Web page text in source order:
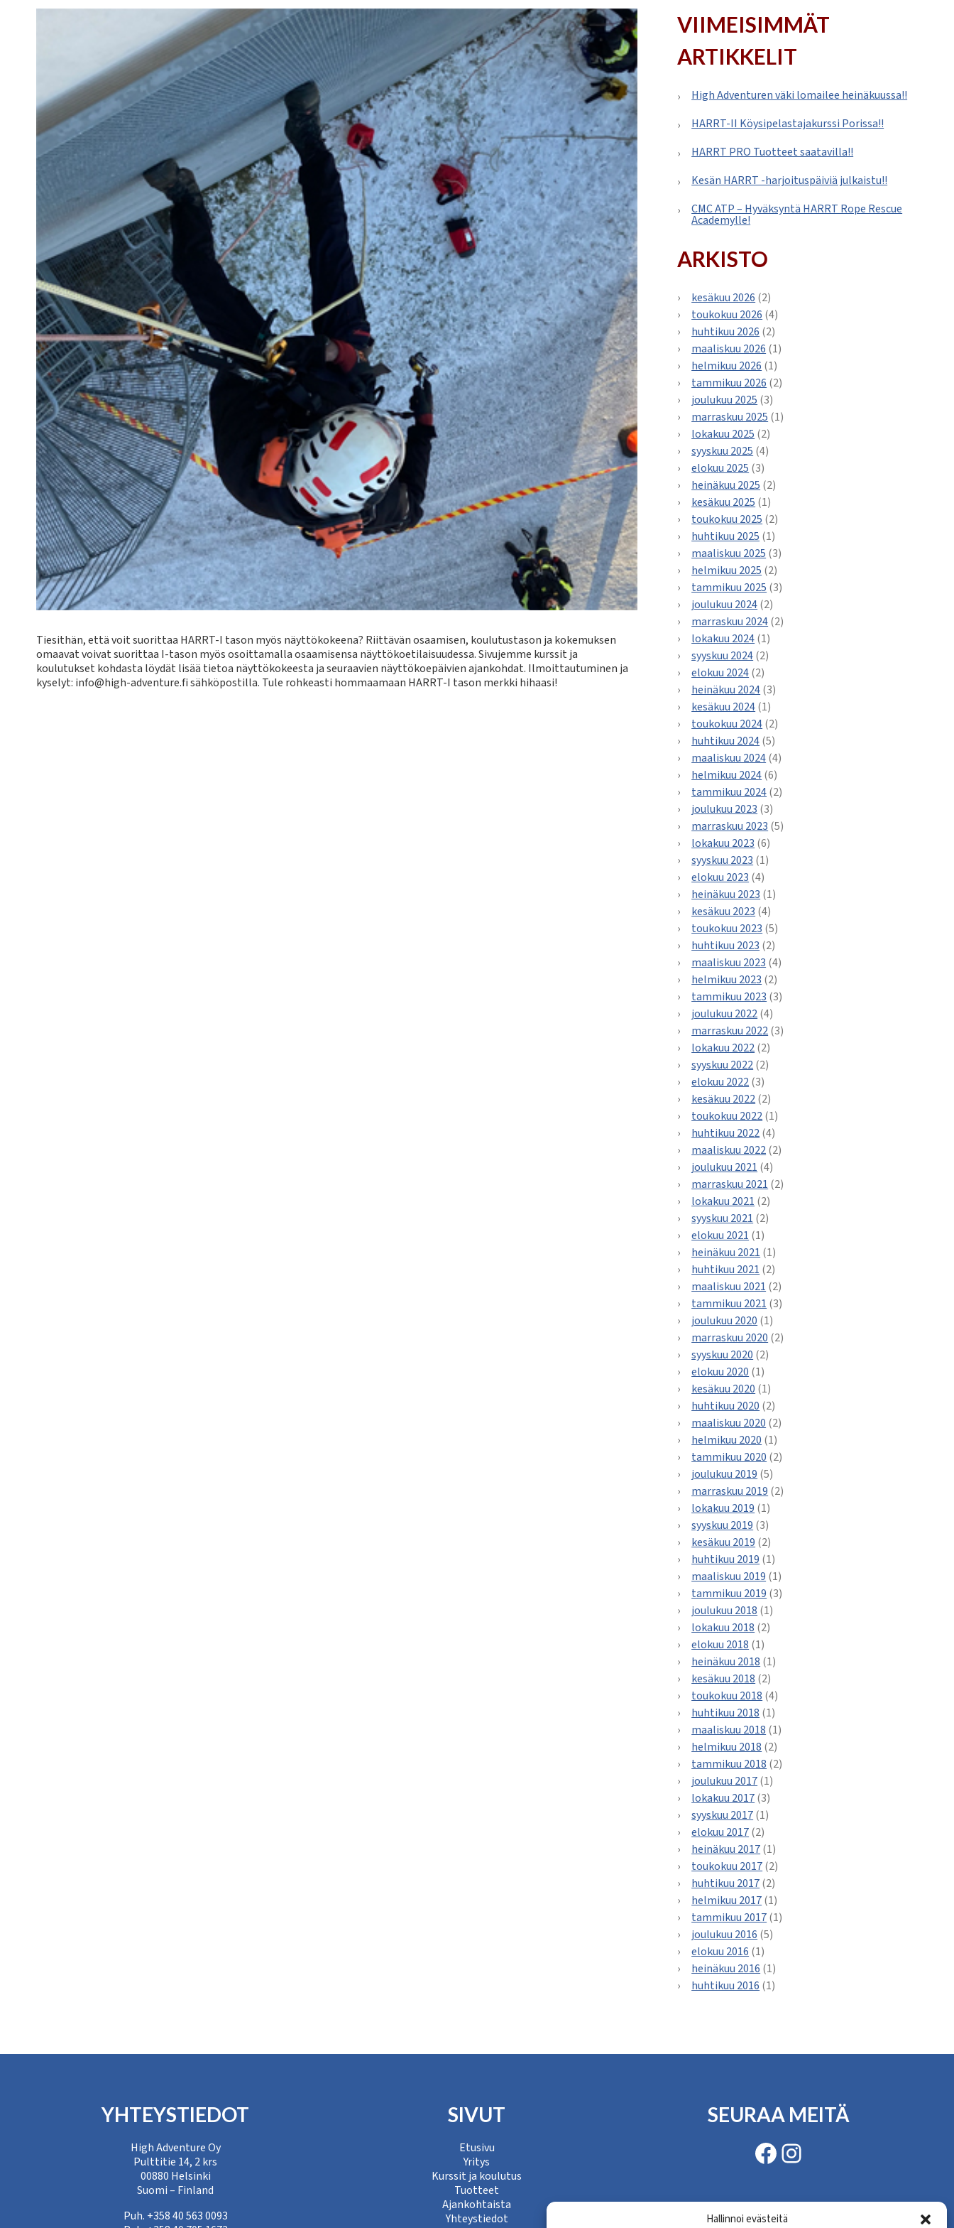
Hallinnoi evästeitä
Tiesithän, että voit suorittaa HARRT-I tason myös näyttökokeena? Riittävän osaamisen, koulutustason ja kokemuksen
omaavat voivat suorittaa I-tason myös osoittamalla osaamisensa näyttökoetilaisuudessa. Sivujemme kurssit ja
koulutukset kohdasta löydät lisää tietoa näyttökokeesta ja seuraavien näyttökoepäivien ajankohdat. Ilmoittautuminen ja
kyselyt: info@high-adventure.fi sähköpostilla. Tule rohkeasti hommaamaan HARRT-I tason merkki hihaasi!
VIIMEISIMMÄT
ARTIKKELIT
High Adventuren väki lomailee heinäkuussa!!
HARRT-II Köysipelastajakurssi Porissa!!
HARRT PRO Tuotteet saatavilla!!
Kesän HARRT -harjoituspäiviä julkaistu!!
CMC ATP – Hyväksyntä HARRT Rope Rescue
Academylle!
ARKISTO
kesäkuu 2026 (2)
toukokuu 2026 (4)
huhtikuu 2026 (2)
maaliskuu 2026 (1)
helmikuu 2026 (1)
tammikuu 2026 (2)
joulukuu 2025 (3)
marraskuu 2025 (1)
lokakuu 2025 (2)
syyskuu 2025 (4)
elokuu 2025 (3)
heinäkuu 2025 (2)
kesäkuu 2025 (1)
toukokuu 2025 (2)
huhtikuu 2025 (1)
maaliskuu 2025 (3)
helmikuu 2025 (2)
tammikuu 2025 (3)
joulukuu 2024(2)
marraskuu 2024(2)
lokakuu 2024(1)
syyskuu 2024(2)
elokuu 2024(2)
heinäkuu 2024(3)
kesäkuu 2024(1)
toukokuu 2024(2)
huhtikuu 2024(5)
maaliskuu 2024(4)
helmikuu 2024(6)
tammikuu 2024(2)
joulukuu 2023 (3)
marraskuu 2023 (5)
lokakuu 2023 (6)
syyskuu 2023 (1)
elokuu 2023 (4)
heinäkuu 2023 (1)
kesäkuu 2023 (4)
toukokuu 2023 (5)
huhtikuu 2023 (2)
maaliskuu 2023 (4)
helmikuu 2023 (2)
tammikuu 2023 (3)
joulukuu 2022(4)
marraskuu 2022(3)
lokakuu 2022(2)
syyskuu 2022(2)
elokuu 2022(3)
kesäkuu 2022(2)
toukokuu 2022(1)
huhtikuu 2022(4)
maaliskuu 2022(2)
joulukuu 2021 (4)
marraskuu 2021 (2)
lokakuu 2021 (2)
syyskuu 2021 (2)
elokuu 2021 (1)
heinäkuu 2021 (1)
huhtikuu 2021 (2)
maaliskuu 2021 (2)
tammikuu 2021 (3)
joulukuu 2020 (1)
marraskuu 2020 (2)
syyskuu 2020 (2)
elokuu 2020 (1)
kesäkuu 2020 (1)
huhtikuu 2020 (2)
maaliskuu 2020 (2)
helmikuu 2020 (1)
tammikuu 2020 (2)
joulukuu 2019 (5)
marraskuu 2019 (2)
lokakuu 2019 (1)
syyskuu 2019 (3)
kesäkuu 2019 (2)
huhtikuu 2019 (1)
maaliskuu 2019 (1)
tammikuu 2019 (3)
joulukuu 2018 (1)
lokakuu 2018 (2)
elokuu 2018 (1)
heinäkuu 2018 (1)
kesäkuu 2018 (2)
toukokuu 2018 (4)
huhtikuu 2018 (1)
maaliskuu 2018 (1)
helmikuu 2018 (2)
tammikuu 2018 (2)
joulukuu 2017(1)
lokakuu 2017(3)
syyskuu 2017(1)
elokuu 2017(2)
heinäkuu 2017(1)
toukokuu 2017(2)
huhtikuu 2017(2)
helmikuu 2017(1)
tammikuu 2017(1)
joulukuu 2016 (5)
elokuu 2016 (1)
heinäkuu 2016 (1)
huhtikuu 2016 (1)
YHTEYSTIEDOT
High Adventure Oy
Pulttitie 14, 2 krs
00880 Helsinki
Suomi – Finland
Puh. +358 40 563 0093
SIVUT
Etusivu
Yritys
Kurssit ja koulutus
Tuotteet
Ajankohtaista
Yhteystiedot
SEURAA MEITÄ
Facebook
Instagram